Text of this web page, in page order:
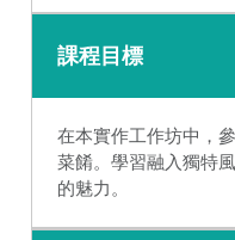
課程目標
在本實作工作坊中，
菜餚。學習融入獨特
的魅力。